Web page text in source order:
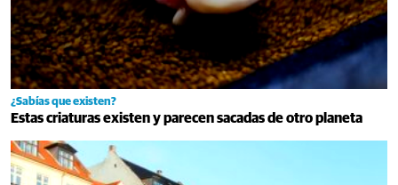
¿Sabías que existen?
Estas criaturas existen y parecen sacadas de otro planeta